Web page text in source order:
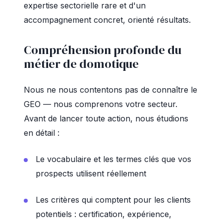
expertise sectorielle rare et d'un
accompagnement concret, orienté résultats.
Compréhension profonde du
métier de domotique
Nous ne nous contentons pas de connaître le
GEO — nous comprenons votre secteur.
Avant de lancer toute action, nous étudions
en détail :
Le vocabulaire et les termes clés que vos
prospects utilisent réellement
Les critères qui comptent pour les clients
potentiels : certification, expérience,